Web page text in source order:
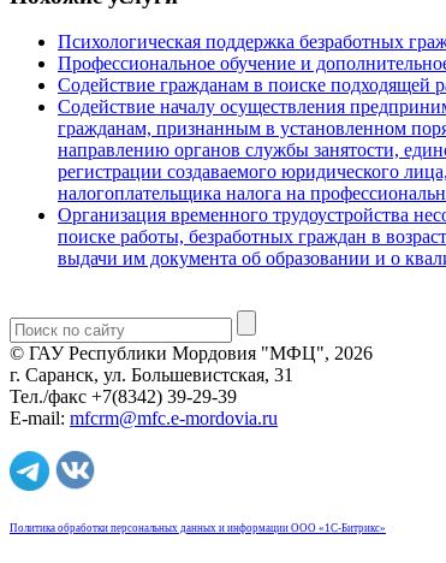
Психологическая поддержка безработных
Профессиональное обучение и
Содействие гражданам в поиске подходящей
Содействие началу осуществления
гражданам, признанным в установленном
направлению органов службы занятости,
регистрации создаваемого юридического
налогоплательщика налога на
Организация временного трудоустройства
поиске работы, безработных граждан в
выдачи им документа об образовании и о
© ГАУ Республики Мордовия "МФЦ", 2026
г. Саранск, ул. Большевистская, 31
Тел./факс +7(8342) 39-29-39
E-mail: mfcrm@mfc.e-mordovia.ru
Политика обработки персональных данных и информации ООО «1С-Битрикс»